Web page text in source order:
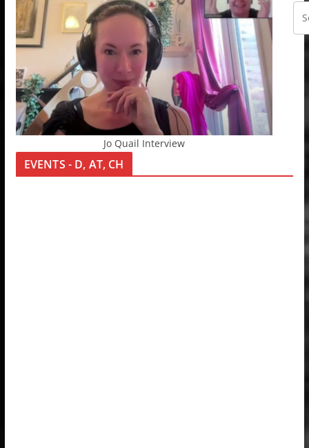
Jo Quail Interview
EVENTS - D, AT, CH